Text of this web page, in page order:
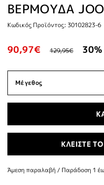
ΒΕΡΜΟΥΔΑ
Κωδικός Προϊόντος: 30102823-6
90,97€ 129,95€ 30%
ΚΛΕΙΣΤΕ
Άμεση παραλαβή / Παράδoση 1